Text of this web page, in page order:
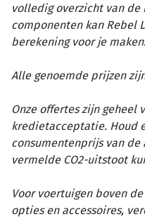
volledig overzicht van de
componenten kan Rebel
berekening voor je
Alle genoemde prijzen
Onze offertes zijn
kredietacceptatie. Houd
consumentenprijs van
vermelde CO2-uitstoot
Voor voertuigen boven de
opties en accessoires,